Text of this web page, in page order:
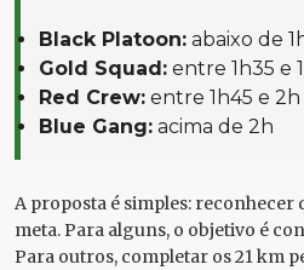
Black Platoon:abaixo de
Gold Squad:entre 1h35 e
Red Crew:entre 1h45 e 2h
Blue Gang:acima de 2h
A proposta é simples: reconhecer
meta. Para alguns, o objetivo é
Para outros, completar os 21 km